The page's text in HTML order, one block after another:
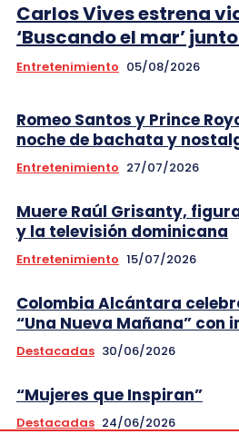
Carlos Vives estrena
‘Buscando el mar’
Entretenimiento 05/08/2026
Romeo Santos y Prince
noche de bachata y
Entretenimiento 27/07/2026
Muere Raúl Grisanty,
y la televisión dominicana
Entretenimiento 15/07/2026
Colombia Alcántara
“Una Nueva Mañana”
Destacadas 30/06/2026
“Mujeres que Inspiran”
Destacadas 24/06/2026